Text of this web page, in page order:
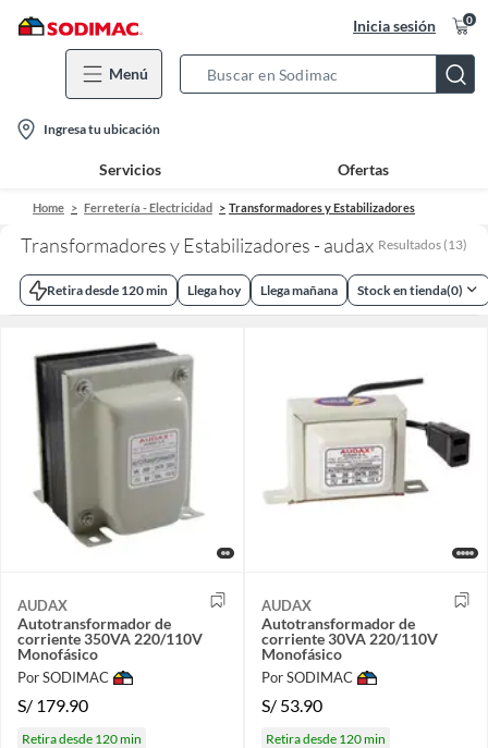
Inicia sesión 0
Menú
Bar
location-
icon
Ingresa tu ubicación
Servicios Ofertas
Home Ferretería - Electricidad Transformadores y Estabilizadores
Transformadores y Estabilizadores - audax Resultados (13)
Retira desde 120 min Llega hoy Llega mañana Stock en tienda(0)
AUDAX
Autotransformador de
corriente 350VA 220/110V
Monofásico
Por SODIMAC
S/ 179.90
Retira desde 120 min
AUDAX
Autotransformador de
corriente 30VA 220/110V
Monofásico
Por SODIMAC
S/ 53.90
Retira desde 120 min